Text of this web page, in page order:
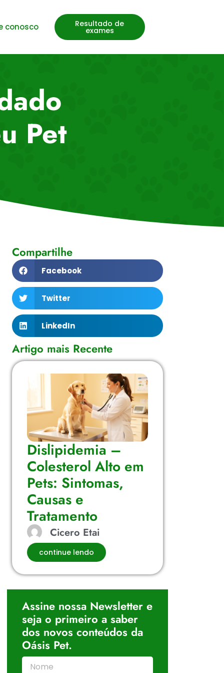
conosco Resultado de
exames
Pet
Compartilhe
Facebook
Twitter
LinkedIn
Artigo mais Recente
Dislipidemia –
Colesterol Alto em
Pets: Sintomas,
Causas e
Tratamento
Cicero Etai
continue lendo
Assine nossa Newsletter e
seja o primeiro a saber
dos novos conteúdos da
Oásis Pet.